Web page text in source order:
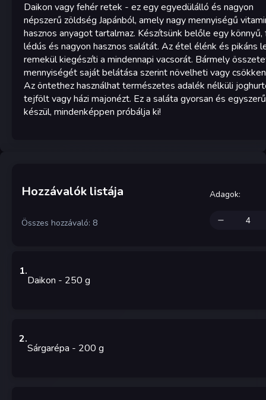
Daikon vagy fehér retek - ez egy egyedülálló és nagyon
népszerű zöldség Japánból, amely nagy mennyiségű
hasznos anyagot tartalmaz. Készítsünk belőle egy könnyű,
lédús és nagyon hasznos salátát. Az étel élénk és pikáns
remekül kiegészíti a mindennapi vacsorát. Bármely
mennyiségét saját belátása szerint növelheti vagy
Az öntethez használhat természetes adalék nélküli
tejfölt vagy házi majonézt. Ez a saláta gyorsan és
készül, mindenképpen próbálja ki!
Hozzávalók listája
Összes hozzávaló: 8
Adagok:
1.
Daikon - 250 g
2.
Sárgarépa - 200 g